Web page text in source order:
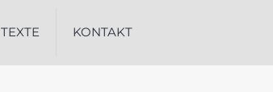
TEXTE KONTAKT